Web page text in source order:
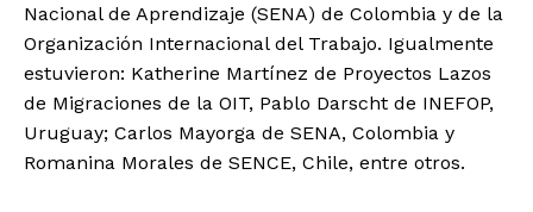
Nacional de Aprendizaje (SENA) de Colombia y de la
Organización Internacional del Trabajo. Igualmente
estuvieron: Katherine Martínez de Proyectos Lazos
de Migraciones de la OIT, Pablo Darscht de INEFOP,
Uruguay; Carlos Mayorga de SENA, Colombia y
Romanina Morales de SENCE, Chile, entre otros.